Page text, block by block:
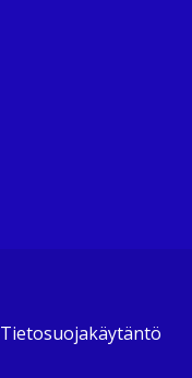
Tietosuojakäytäntö